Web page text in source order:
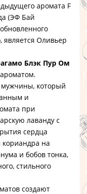
аромата F
(ЭФ Бай
является Оливьер
Блэк Пур Ом
который
и
при
лаванду с
сердца
на
и бобов тонка,
стильного
создают